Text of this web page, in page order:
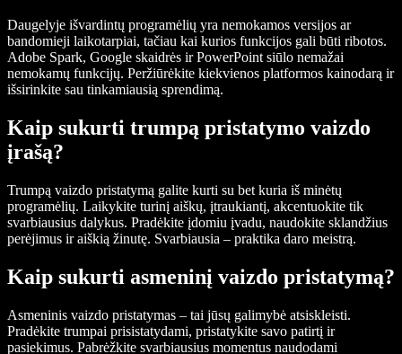
Daugelyje išvardintų programėlių yra nemokamos versijos ar
bandomieji laikotarpiai, tačiau kai kurios funkcijos gali būti ribotos.
Adobe Spark, Google skaidrės ir PowerPoint siūlo nemažai
nemokamų funkcijų. Peržiūrėkite kiekvienos platformos kainodarą ir
išsirinkite sau tinkamiausią sprendimą.
Kaip sukurti trumpą pristatymo vaizdo
įrašą?
Trumpą vaizdo pristatymą galite kurti su bet kuria iš minėtų
programėlių. Laikykite turinį aiškų, įtraukiantį, akcentuokite tik
svarbiausius dalykus. Pradėkite įdomiu įvadu, naudokite sklandžius
perėjimus ir aiškią žinutę. Svarbiausia – praktika daro meistrą.
Kaip sukurti asmeninį vaizdo pristatymą?
Asmeninis vaizdo pristatymas – tai jūsų galimybė atsiskleisti.
Pradėkite trumpai prisistatydami, pristatykite savo patirtį ir
pasiekimus. Pabrėžkite svarbiausius momentus naudodami